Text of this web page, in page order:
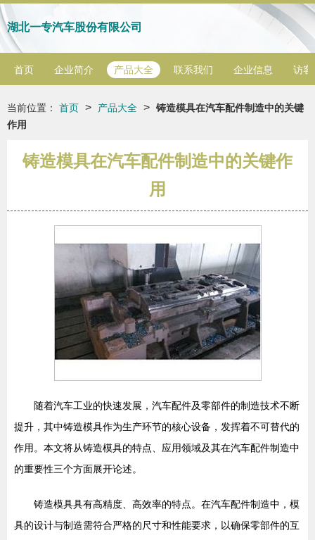
湖北一专汽车股份有限公司
首页 企业简介 产品大全 联系我们 企业信息 访客
当前位置： 首页 > 产品大全 > 铸造模具在汽车配件制造中的关键
作用
铸造模具在汽车配件制造中的关键作
用
随着汽车工业的快速发展，汽车配件及零部件的制造技术不断
提升，其中铸造模具作为生产环节的核心设备，发挥着不可替代的
作用。本文将从铸造模具的特点、应用领域及其在汽车配件制造中
的重要性三个方面展开论述。
铸造模具具有高精度、高效率的特点。在汽车配件制造中，模
具的设计与制造需符合严格的尺寸和性能要求，以确保零部件的互